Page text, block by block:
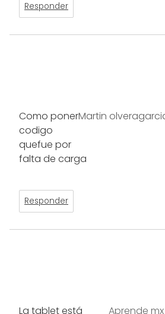
Responder
Martin
Como poner
codigo
quefue por
falta de carga
Responder
Aprende mx
La tablet está